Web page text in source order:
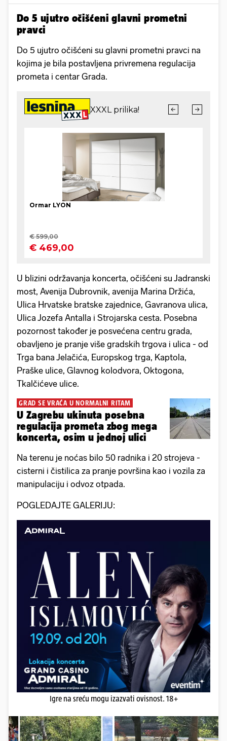
Do 5 ujutro očišćeni glavni prometni
pravci
Do 5 ujutro očišćeni su glavni prometni pravci na
kojima je bila postavljena privremena regulacija
prometa i centar Grada.
U blizini održavanja koncerta, očišćeni su Jadranski
most, Avenija Dubrovnik, avenija Marina Držića,
Ulica Hrvatske bratske zajednice, Gavranova ulica,
Ulica Jozefa Antalla i Strojarska cesta. Posebna
pozornost također je posvećena centru grada,
obavljeno je pranje više gradskih trgova i ulica - od
Trga bana Jelačića, Europskog trga, Kaptola,
Praške ulice, Glavnog kolodvora, Oktogona,
Tkalčićeve ulice.
GRAD SE VRAĆA U NORMALNI RITAM
U Zagrebu ukinuta posebna
regulacija prometa zbog mega
koncerta, osim u jednoj ulici
Na terenu je noćas bilo 50 radnika i 20 strojeva -
cisterni i čistilica za pranje površina kao i vozila za
manipulaciju i odvoz otpada.
POGLEDAJTE GALERIJU:
Igre na sreću mogu izazvati ovisnost. 18+